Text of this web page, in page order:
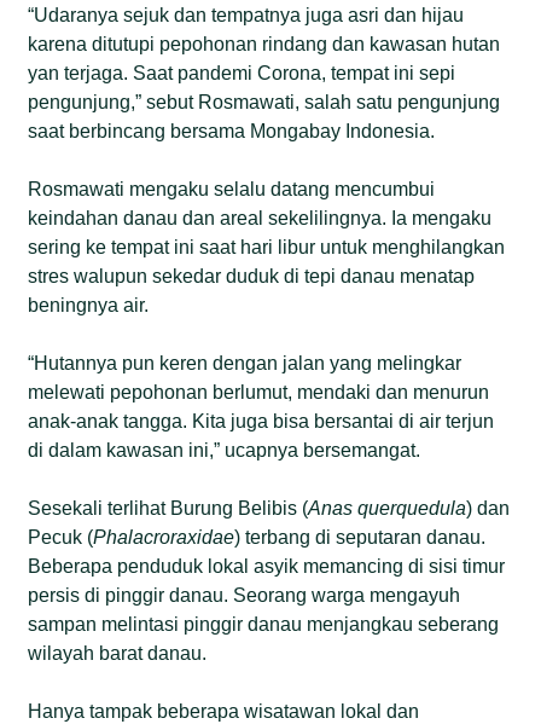
“Udaranya sejuk dan tempatnya juga asri dan hijau
karena ditutupi pepohonan rindang dan kawasan hutan
yan terjaga. Saat pandemi Corona, tempat ini sepi
pengunjung,” sebut Rosmawati, salah satu pengunjung
saat berbincang bersama Mongabay Indonesia.
Rosmawati mengaku selalu datang mencumbui
keindahan danau dan areal sekelilingnya. Ia mengaku
sering ke tempat ini saat hari libur untuk menghilangkan
stres walupun sekedar duduk di tepi danau menatap
beningnya air.
“Hutannya pun keren dengan jalan yang melingkar
melewati pepohonan berlumut, mendaki dan menurun
anak-anak tangga. Kita juga bisa bersantai di air terjun
di dalam kawasan ini,” ucapnya bersemangat.
Sesekali terlihat Burung Belibis (Anas querquedula) dan
Pecuk (Phalacroraxidae) terbang di seputaran danau.
Beberapa penduduk lokal asyik memancing di sisi timur
persis di pinggir danau. Seorang warga mengayuh
sampan melintasi pinggir danau menjangkau seberang
wilayah barat danau.
Hanya tampak beberapa wisatawan lokal dan